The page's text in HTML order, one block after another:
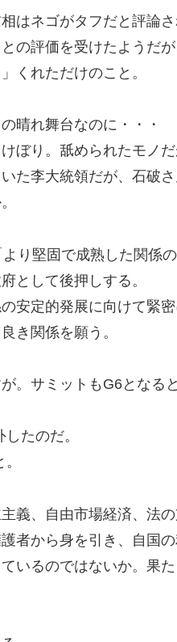
はネゴがタフだと評論さ
の評価を受けたようだが
くれただけのこと。
晴れ舞台なのに・・・
ぼり。舐められたモノ
た李大統領だが、石破
り堅固で成熟した関係
として後押しする。
安定的発展に向けて緊
き関係を願う。
。サミットもG6となる
たのだ。
義、自由市場経済、法
者から身を引き、自国
いるのではないか。果た